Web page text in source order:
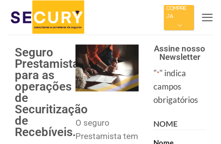
COMPRE
JÁ
Seguro
Prestamista
para as
operações
de
Securitização
de
Recebíveis.
O seguro
Prestamista tem
Assine nosso
Newsletter
"*" indica
campos
obrigatórios
NOME